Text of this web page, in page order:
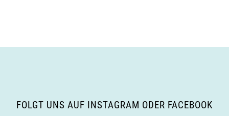
FOLGT UNS AUF INSTAGRAM ODER FACEBOOK